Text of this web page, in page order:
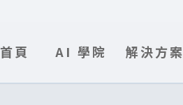
首頁 AI 學院 解決方案